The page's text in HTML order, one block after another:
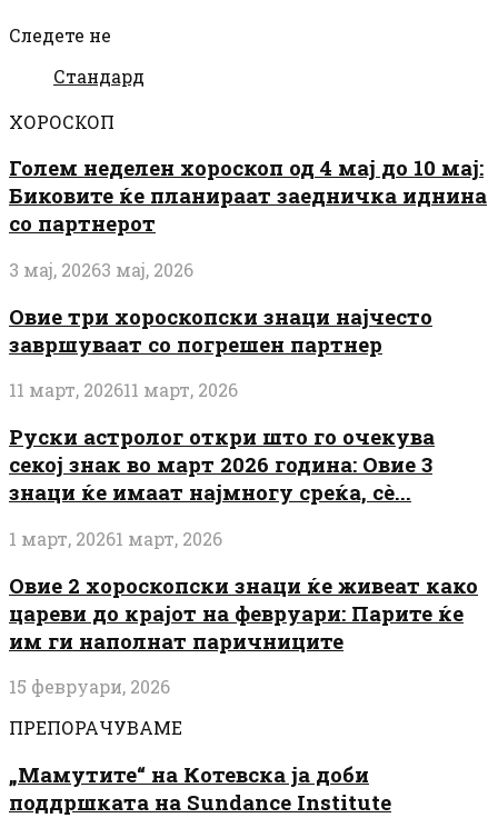
Следете не
Стандард
ХОРОСКОП
Голем неделен хороскоп од 4 мај до 10 мај:
Биковите ќе планираат заедничка иднина
со партнерот
3 мај, 20263 мај, 2026
Овие три хороскопски знаци најчесто
завршуваат со погрешен партнер
11 март, 202611 март, 2026
Руски астролог откри што го очекува
секој знак во март 2026 година: Овие 3
знаци ќе имаат најмногу среќа, сè...
1 март, 20261 март, 2026
Овие 2 хороскопски знаци ќе живеат како
цареви до крајот на февруари: Парите ќе
им ги наполнат паричниците
15 февруари, 2026
ПРЕПОРАЧУВАМЕ
„Мамутите“ на Котевска ја доби
поддршката на Sundance Institute